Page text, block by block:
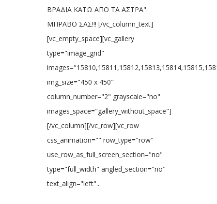
ΒΡΑΔΙΑ ΚΑΤΩ ΑΠΟ ΤΑ ΑΣΤΡΑ".
ΜΠΡΑΒΟ ΣΑΣ!!! [/vc_column_text]
[vc_empty_space][vc_gallery
type="image_grid"
img_size="450 x 450"
column_number="2" grayscale="no"
images_space="gallery_without_space"]
[/vc_column][/vc_row][vc_row
css_animation="" row_type="row"
use_row_as_full_screen_section="no"
type="full_width" angled_section="no"
text_align="left"...